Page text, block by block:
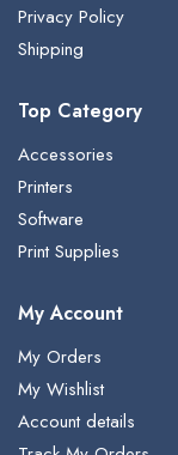
Privacy Policy
Shipping
Top Category
Accessories
Printers
Software
Print Supplies
My Account
My Orders
My Wishlist
Account details